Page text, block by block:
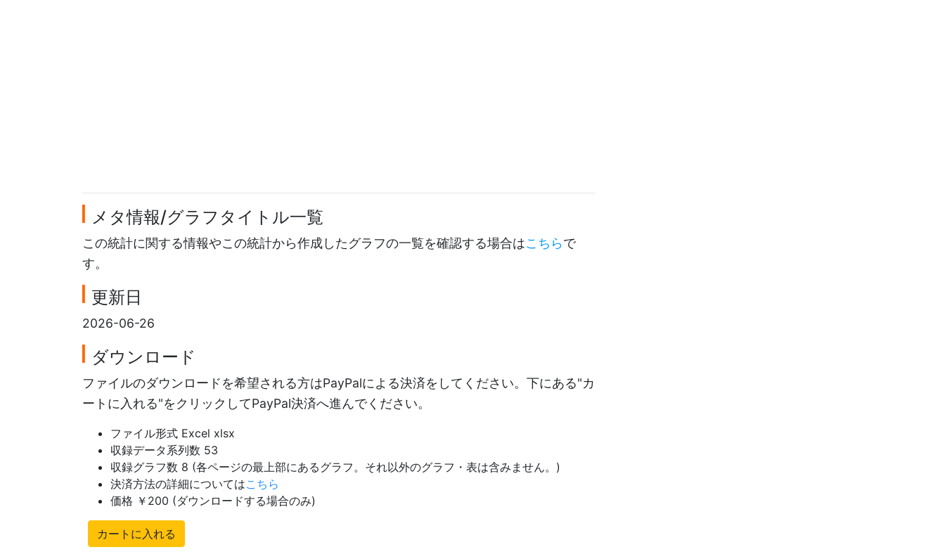
メタ情報/グラフタイトル一覧
この統計に関する情報やこの統計から作成したグラフの一覧を確認する場合はこちらで
す。
更新日
2026-06-26
ダウンロード
ファイルのダウンロードを希望される方はPayPalによる決済をしてください。下にある"カ
ートに入れる"をクリックしてPayPal決済へ進んでください。
ファイル形式 Excel xlsx
収録データ系列数 53
収録グラフ数 8 (各ページの最上部にあるグラフ。それ以外のグラフ・表は含みません。)
決済方法の詳細についてはこちら
価格 ￥200 (ダウンロードする場合のみ)
カートに入れる